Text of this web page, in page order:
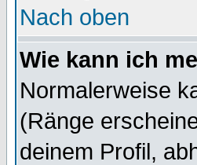
Nach oben
Wie kann ich
Normalerweise
(Ränge
deinem Profil,